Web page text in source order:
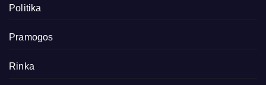
Politika
Pramogos
Rinka